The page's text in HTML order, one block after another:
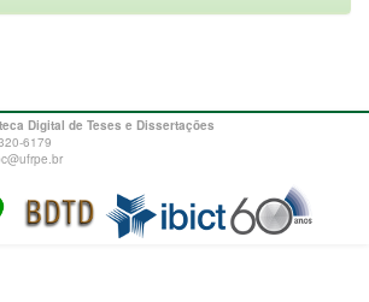
Digital de Teses e Dissertações
6179